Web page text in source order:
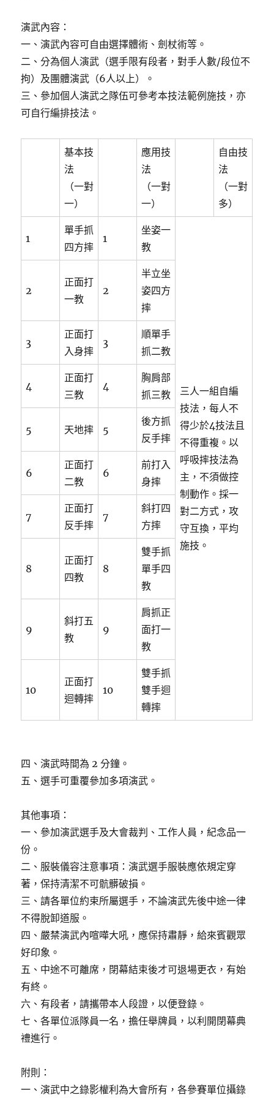
演武內容：
一、演武內容可自由選擇體術、劍杖術等。
二、分為個人演武（選手限有段者，對手人數/段位不
拘）及團體演武（6人以上）。
三、參加個人演武之隊伍可參考本技法範例施技，亦
可自行編排技法。
基本技
法
（一對
一）
應用技
法
（一對
一）
自由技
法
（一對
多）
1
單手抓
四方摔
1
坐姿一
教
三人一組自編
技法，每人不
得少於4技法且
不得重複。以
呼吸摔技法為
主，不須做控
制動作。採一
對二方式，攻
守互換，平均
施技。
2
正面打
一教
2
半立坐
姿四方
摔
3
正面打
入身摔
3
順單手
抓二教
4
正面打
三教
4
胸肩部
抓三教
5 天地摔 5
後方抓
反手摔
6
正面打
二教
6
前打入
身摔
7
正面打
反手摔
7
斜打四
方摔
8
正面打
四教
8
雙手抓
單手四
教
9
斜打五
教
9
肩抓正
面打一
教
10
正面打
迴轉摔
10
雙手抓
雙手迴
轉摔
四、演武時間為 2 分鐘。
五、選手可重覆參加多項演武。
其他事項：
一、參加演武選手及大會裁判、工作人員，紀念品一
份。
二、服裝儀容注意事項：演武選手服裝應依規定穿
著，保持清潔不可骯髒破損。
三、請各單位約束所屬選手，不論演武先後中途一律
不得脫卸道服。
四、嚴禁演武內喧嘩大吼，應保持肅靜，給來賓觀眾
好印象。
五、中途不可離席，閉幕結束後才可退場更衣，有始
有終。
六、有段者，請攜帶本人段證，以便登錄。
七、各單位派隊員一名，擔任舉牌員，以利開閉幕典
禮進行。
附則：
一、演武中之錄影權利為大會所有，各參賽單位攝錄